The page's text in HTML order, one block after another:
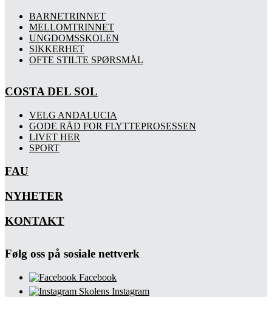
BARNETRINNET
MELLOMTRINNET
UNGDOMSSKOLEN
SIKKERHET
OFTE STILTE SPØRSMÅL
COSTA DEL SOL
VELG ANDALUCIA
GODE RÅD FOR FLYTTEPROSESSEN
LIVET HER
SPORT
FAU
NYHETER
KONTAKT
Følg oss på sosiale nettverk
Facebook
Skolens Instagram